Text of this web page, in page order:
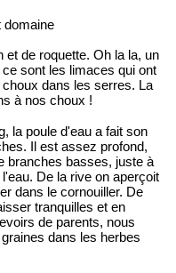
domaine
et de roquette. Oh la la, un
sont les limaces qui ont
dans les serres. La
à nos choux !
la poule d'eau a fait son
Il est assez profond,
branches basses, juste à
De la rive on aperçoit
dans le cornouiller. De
tranquilles et en
de parents, nous
dans les herbes